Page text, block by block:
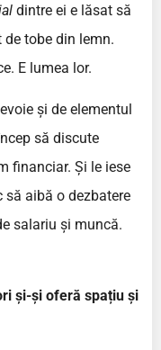
dintre ei e lăsat să
tobe din lemn.
E lumea lor.
și de elementul
să discute
financiar. Și le iese
să aibă o dezbatere
salariu și muncă.
și-și oferă spațiu și